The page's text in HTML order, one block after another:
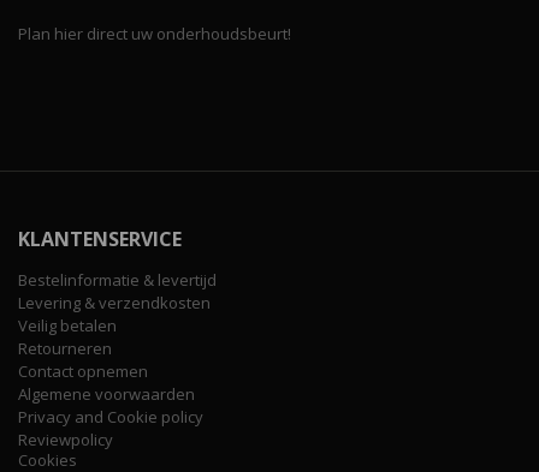
Plan hier direct uw onderhoudsbeurt!
KLANTENSERVICE
Bestelinformatie & levertijd
Levering & verzendkosten
Veilig betalen
Retourneren
Contact opnemen
Algemene voorwaarden
Privacy and Cookie policy
Reviewpolicy
Cookies